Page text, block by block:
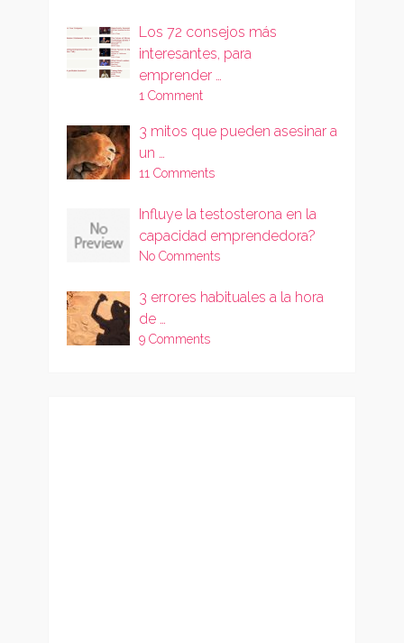
Los 72 consejos más
interesantes, para
emprender …
1 Comment
3 mitos que pueden asesinar a
un …
11 Comments
Influye la testosterona en la
capacidad emprendedora?
No Comments
3 errores habituales a la hora
de …
9 Comments